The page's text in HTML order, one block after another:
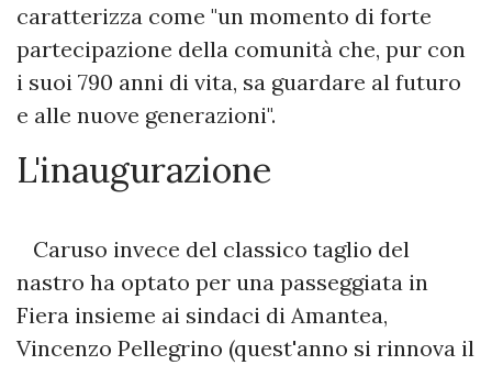
caratterizza come "un momento di forte
partecipazione della comunità che, pur con
i suoi 790 anni di vita, sa guardare al futuro
e alle nuove generazioni".
L'inaugurazione
Caruso invece del classico taglio del
nastro ha optato per una passeggiata in
Fiera insieme ai sindaci di Amantea,
Vincenzo Pellegrino (quest'anno si rinnova il